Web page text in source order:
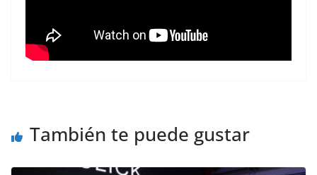
También te puede gustar